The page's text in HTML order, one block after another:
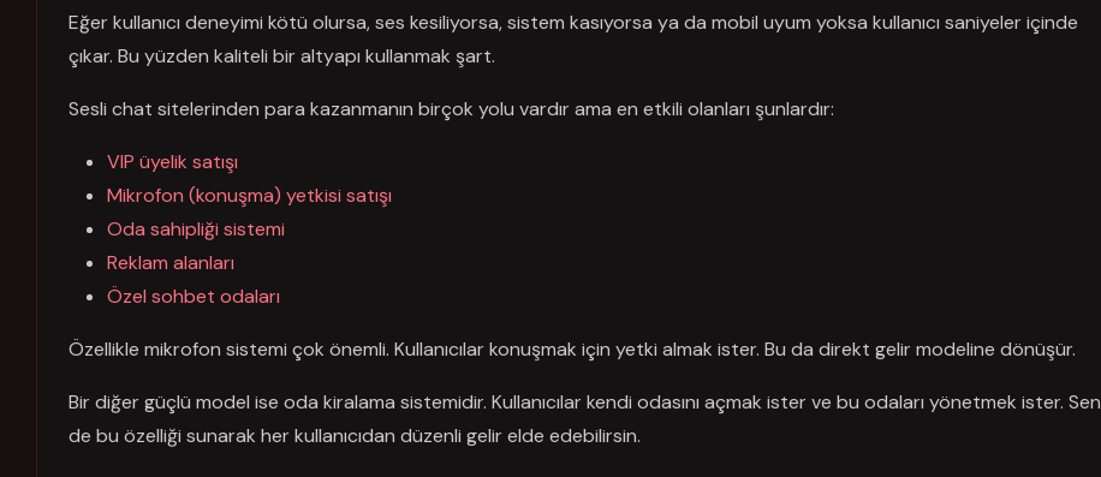
Eğer kullanıcı deneyimi kötü olursa, ses kesiliyorsa, sistem kasıyorsa ya da mobil uyum yoksa kullanıcı saniyeler içinde
çıkar. Bu yüzden kaliteli bir altyapı kullanmak şart.
Sesli chat sitelerinden para kazanmanın birçok yolu vardır ama en etkili olanları şunlardır:
VIP üyelik satışı
Mikrofon (konuşma) yetkisi satışı
Oda sahipliği sistemi
Reklam alanları
Özel sohbet odaları
Özellikle mikrofon sistemi çok önemli. Kullanıcılar konuşmak için yetki almak ister. Bu da direkt gelir modeline dönüşür.
Bir diğer güçlü model ise oda kiralama sistemidir. Kullanıcılar kendi odasını açmak ister ve bu odaları yönetmek ister. Sen
de bu özelliği sunarak her kullanıcıdan düzenli gelir elde edebilirsin.